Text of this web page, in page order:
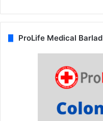
ProLife Medical Barlad